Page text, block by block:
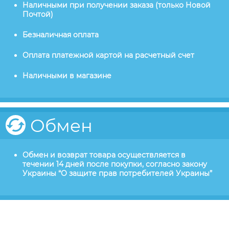
Наличными при получении заказа (только Новой
Почтой)
Безналичная оплата
Оплата платежной картой на расчетный счет
Наличными в магазине
Обмен
Обмен и возврат товара осуществляется в
течении 14 дней после покупки, согласно закону
Украины “О защите прав потребителей Украины”